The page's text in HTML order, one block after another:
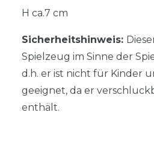
H ca.7 cm
Sicherheitshinweis:
Spielzeug im Sinne der
d.h. er ist nicht für Kinder
geeignet, da er
enthält.